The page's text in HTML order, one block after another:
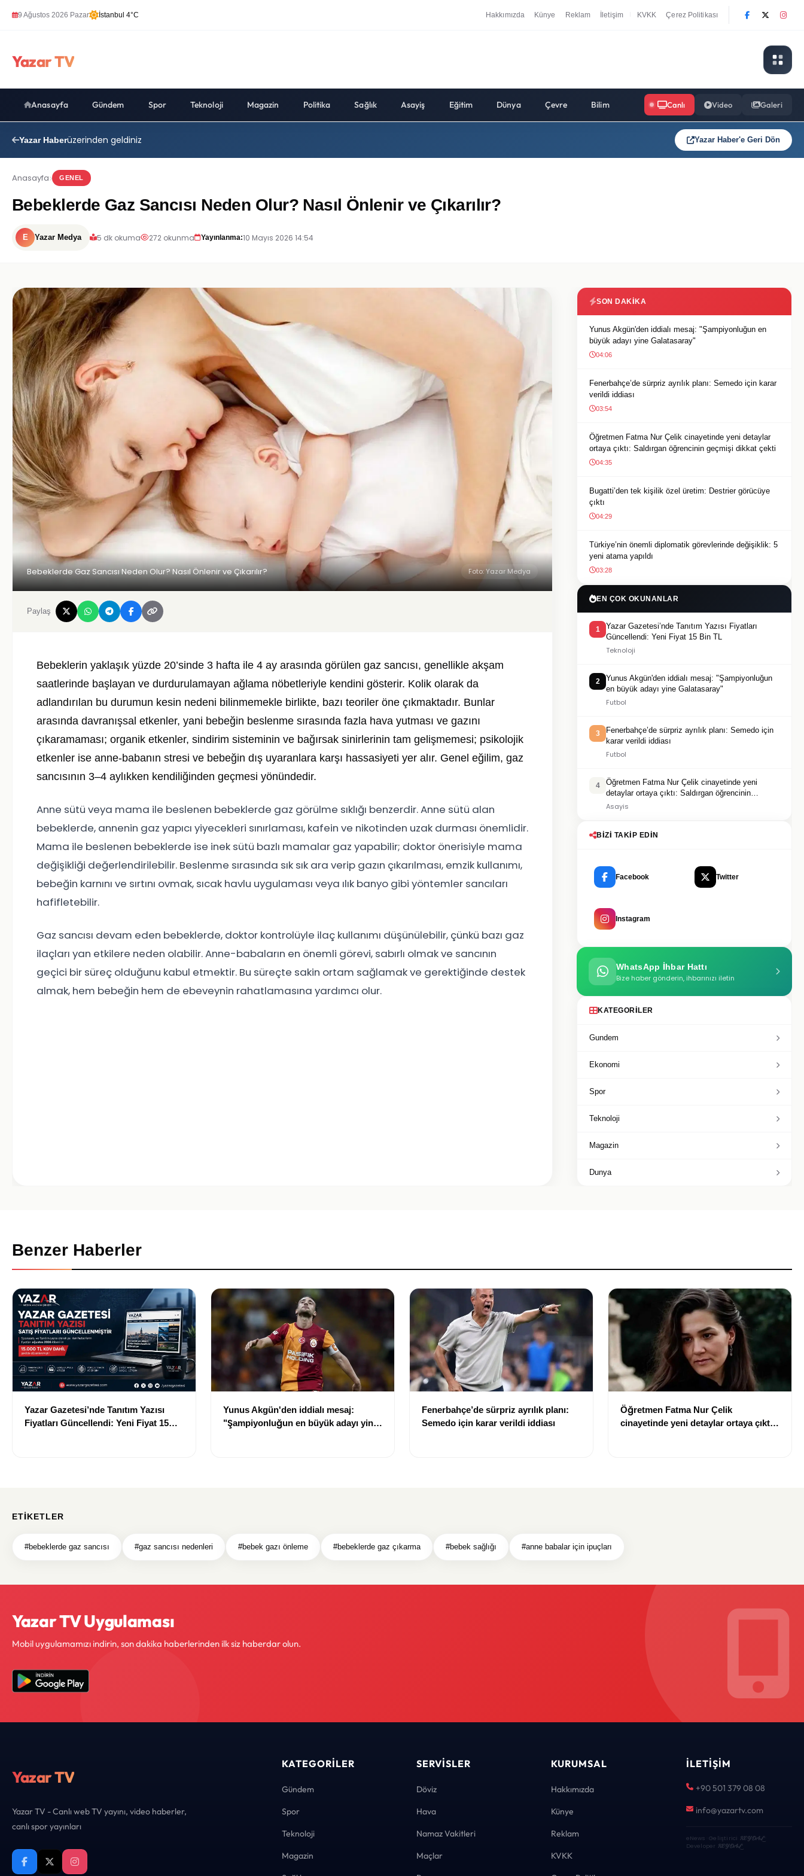
9 Ağustos 2026 Pazar İstanbul 4°C Hakkımızda Künye Reklam İletişim KVKK Çerez Politikası
Yazar TV
Anasayfa Gündem Spor Teknoloji Magazin Politika Sağlık Asayiş Eğitim Dünya Çevre Bilim Canlı Video Galeri
Yazar Haberüzerinden geldiniz Yazar Haber'e Geri Dön
Anasayfa GENEL
Bebeklerde Gaz Sancısı Neden Olur? Nasıl Önlenir ve Çıkarılır?
E Yazar Medya 5 dk okuma 272 okunma Yayınlanma:10 Mayıs 2026 14:54
Bebeklerde Gaz Sancısı Neden Olur? Nasıl Önlenir ve Çıkarılır? Foto: Yazar Medya
Paylaş
Bebeklerin yaklaşık yüzde 20’sinde 3 hafta ile 4 ay arasında görülen gaz sancısı, genellikle akşam
saatlerinde başlayan ve durdurulamayan ağlama nöbetleriyle kendini gösterir. Kolik olarak da
adlandırılan bu durumun kesin nedeni bilinmemekle birlikte, bazı teoriler öne çıkmaktadır. Bunlar
arasında davranışsal etkenler, yani bebeğin beslenme sırasında fazla hava yutması ve gazını
çıkaramaması; organik etkenler, sindirim sisteminin ve bağırsak sinirlerinin tam gelişmemesi; psikolojik
etkenler ise anne-babanın stresi ve bebeğin dış uyaranlara karşı hassasiyeti yer alır. Genel eğilim, gaz
sancısının 3–4 aylıkken kendiliğinden geçmesi yönündedir.
Anne sütü veya mama ile beslenen bebeklerde gaz görülme sıklığı benzerdir. Anne sütü alan
bebeklerde, annenin gaz yapıcı yiyecekleri sınırlaması, kafein ve nikotinden uzak durması önemlidir.
Mama ile beslenen bebeklerde ise inek sütü bazlı mamalar gaz yapabilir; doktor önerisiyle mama
değişikliği değerlendirilebilir. Beslenme sırasında sık sık ara verip gazın çıkarılması, emzik kullanımı,
bebeğin karnını ve sırtını ovmak, sıcak havlu uygulaması veya ılık banyo gibi yöntemler sancıları
hafifletebilir.
Gaz sancısı devam eden bebeklerde, doktor kontrolüyle ilaç kullanımı düşünülebilir, çünkü bazı gaz
ilaçları yan etkilere neden olabilir. Anne-babaların en önemli görevi, sabırlı olmak ve sancının
geçici bir süreç olduğunu kabul etmektir. Bu süreçte sakin ortam sağlamak ve gerektiğinde destek
almak, hem bebeğin hem de ebeveynin rahatlamasına yardımcı olur.
SON DAKIKA
Yunus Akgün'den iddialı mesaj: "Şampiyonluğun en
büyük adayı yine Galatasaray"
04:06
Fenerbahçe’de sürpriz ayrılık planı: Semedo için karar
verildi iddiası
03:54
Öğretmen Fatma Nur Çelik cinayetinde yeni detaylar
ortaya çıktı: Saldırgan öğrencinin geçmişi dikkat çekti
04:35
Bugatti’den tek kişilik özel üretim: Destrier görücüye
çıktı
04:29
Türkiye’nin önemli diplomatik görevlerinde değişiklik: 5
yeni atama yapıldı
03:28
EN ÇOK OKUNANLAR
1
Yazar Gazetesi’nde Tanıtım Yazısı Fiyatları
Güncellendi: Yeni Fiyat 15 Bin TL
Teknoloji
2
Yunus Akgün'den iddialı mesaj: "Şampiyonluğun
en büyük adayı yine Galatasaray"
Futbol
3
Fenerbahçe’de sürpriz ayrılık planı: Semedo için
karar verildi iddiası
Futbol
4
Öğretmen Fatma Nur Çelik cinayetinde yeni
detaylar ortaya çıktı: Saldırgan öğrencinin
geçmişi dikkat çekti
Asayis
BIZI TAKIP EDIN
Facebook Twitter
Instagram
WhatsApp İhbar Hattı
Bize haber gönderin, ihbarınızı iletin
KATEGORILER
Gundem
Ekonomi
Spor
Teknoloji
Magazin
Dunya
Benzer Haberler
Yazar Gazetesi’nde Tanıtım Yazısı
Fiyatları Güncellendi: Yeni Fiyat 15
Yunus Akgün'den iddialı mesaj:
"Şampiyonluğun en büyük adayı yine
Fenerbahçe’de sürpriz ayrılık planı:
Semedo için karar verildi iddiası
Öğretmen Fatma Nur Çelik
cinayetinde yeni detaylar ortaya çıktı:
ETIKETLER
#bebeklerde gaz sancısı #gaz sancısı nedenleri #bebek gazı önleme #bebeklerde gaz çıkarma #bebek sağlığı #anne babalar için ipuçları
Yazar TV Uygulaması
Mobil uygulamamızı indirin, son dakika haberlerinden ilk siz haberdar olun.
Yazar TV
Yazar TV - Canlı web TV yayını, video haberler,
canlı spor yayınları
KATEGORILER
Gündem
Spor
Teknoloji
Magazin
SERVISLER
Döviz
Hava
Namaz Vakitleri
Maçlar
KURUMSAL
Hakkımızda
Künye
Reklam
KVKK
İLETIŞIM
+90 501 379 08 08
info@yazartv.com
eNews · Geliştirici KEYDAL·
Developer KEYDAL